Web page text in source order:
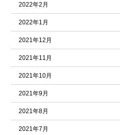
2022年2月
2022年1月
2021年12月
2021年11月
2021年10月
2021年9月
2021年8月
2021年7月